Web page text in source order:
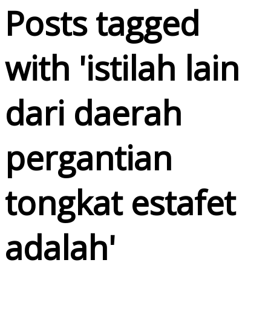
Posts tagged
with 'istilah lain
dari daerah
pergantian
tongkat estafet
adalah'